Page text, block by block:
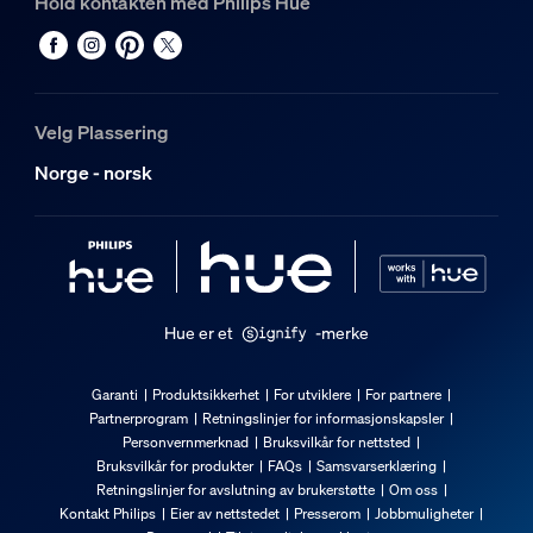
Farge
Svart
Miljøet
Avhending av produktet
På slutten av (den økonomiske) levetiden må produktet
Justerbar – hev og senk
click!FIX-montering
Integrert LED
Velg Plassering
Norge - norsk
Hue er et -merke
Garanti Produktsikkerhet For utviklere
For partnere
Partnerprogram
Retningslinjer for informasjonskapsler
Personvernmerknad
Bruksvilkår for nettsted
Bruksvilkår for produkter
FAQs
Samsvarserklæring
Retningslinjer for avslutning av brukerstøtte
Om oss
Kontakt Philips
Eier av nettstedet Presserom
Jobbmuligheter